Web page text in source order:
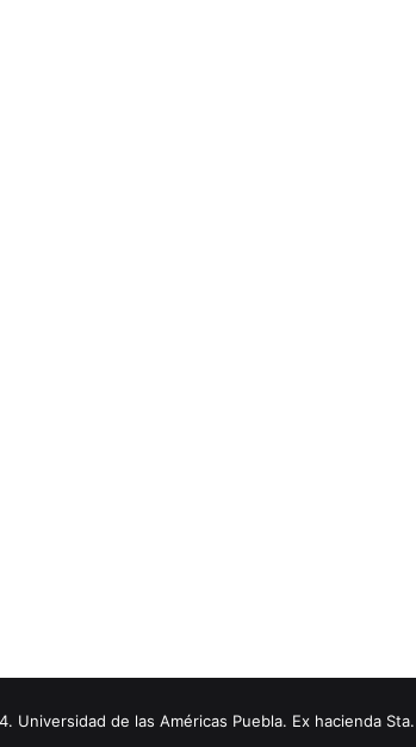
Universidad de las Américas Puebla. Ex hacienda